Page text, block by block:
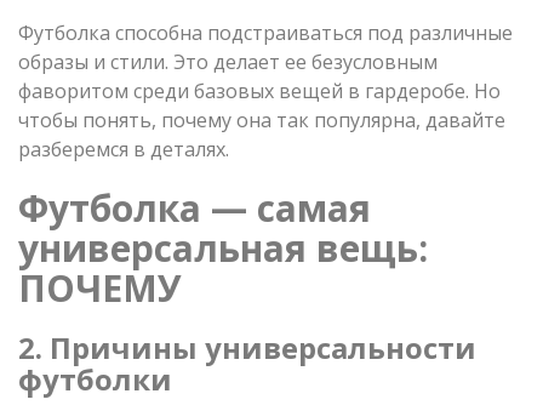
Футболка способна подстраиваться под различные
образы и стили. Это делает ее безусловным
фаворитом среди базовых вещей в гардеробе. Но
чтобы понять, почему она так популярна, давайте
разберемся в деталях.
Футболка — самая
универсальная вещь:
ПОЧЕМУ
2. Причины универсальности
футболки